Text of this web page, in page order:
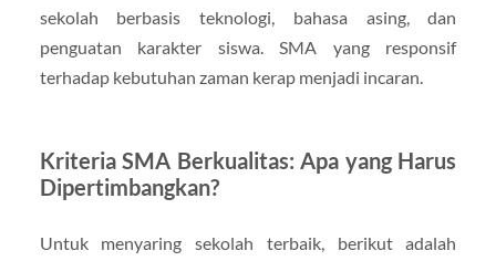
sekolah berbasis teknologi, bahasa asing, dan
penguatan karakter siswa. SMA yang responsif
terhadap kebutuhan zaman kerap menjadi incaran.
Kriteria SMA Berkualitas: Apa yang Harus
Dipertimbangkan?
Untuk menyaring sekolah terbaik, berikut adalah